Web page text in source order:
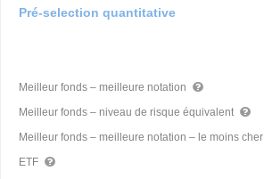
Pré-selection quantitative
Meilleur fonds – meilleure notation
Meilleur fonds – niveau de risque équivalent
Meilleur fonds – meilleure notation – le moins cher
ETF